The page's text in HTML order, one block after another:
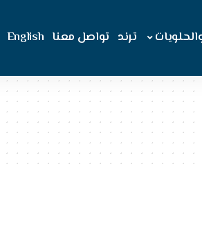
ترند تواصل معنا English